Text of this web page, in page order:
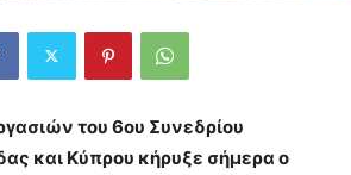
του 6ου Συνεδρίου
και Κύπρου κήρυξε σήμερα ο